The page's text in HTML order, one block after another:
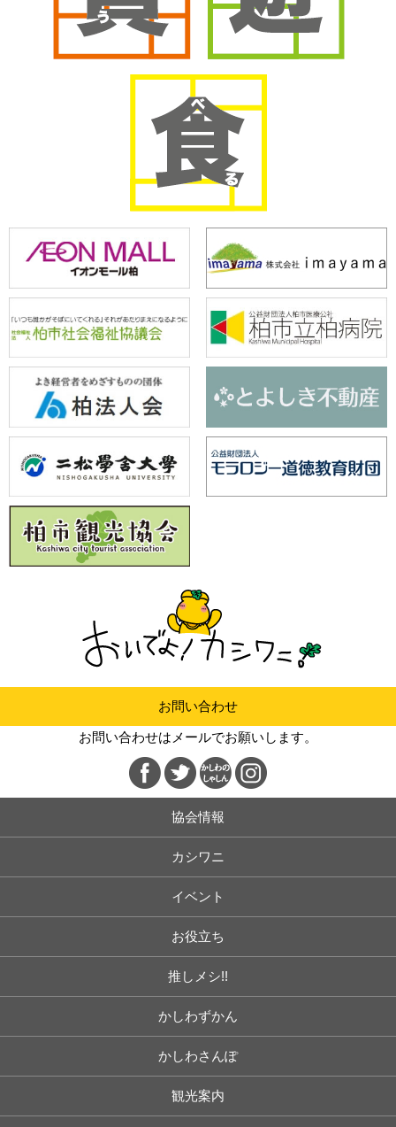
お問い合わせ
お問い合わせはメールでお願いします。
協会情報
カシワニ
イベント
お役立ち
推しメシ!!
かしわずかん
かしわさんぽ
観光案内